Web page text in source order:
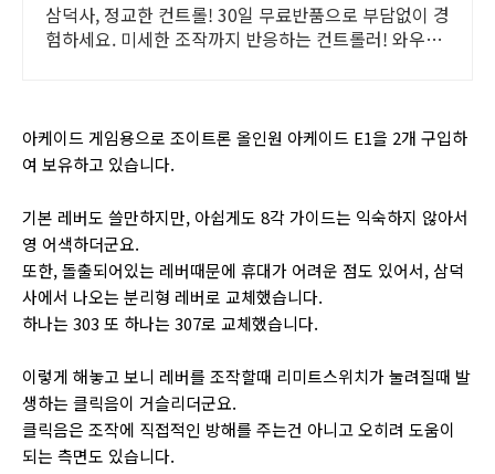
삼덕사, 정교한 컨트롤! 30일 무료반품으로 부담없이 경
험하세요. 미세한 조작까지 반응하는 컨트롤러! 와우회
아케이드 게임용으로 조이트론 올인원 아케이드 E1을 2개 구입하
여 보유하고 있습니다.
기본 레버도 쓸만하지만, 아쉽게도 8각 가이드는 익숙하지 않아서
영 어색하더군요.
또한, 돌출되어있는 레버때문에 휴대가 어려운 점도 있어서, 삼덕
사에서 나오는 분리형 레버로 교체했습니다.
하나는 303 또 하나는 307로 교체했습니다.
이렇게 해놓고 보니 레버를 조작할때 리미트스위치가 눌려질때 발
생하는 클릭음이 거슬리더군요.
클릭음은 조작에 직접적인 방해를 주는건 아니고 오히려 도움이
되는 측면도 있습니다.